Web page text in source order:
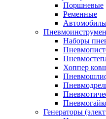
Поршневые
Ременные
Наборы
Хоппер
Генераторы